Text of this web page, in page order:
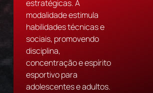
estratégicas. A
modalidade estimula
habilidades técnicas e
sociais, promovendo
disciplina,
concentração e espírito
esportivo para
adolescentes e adultos.